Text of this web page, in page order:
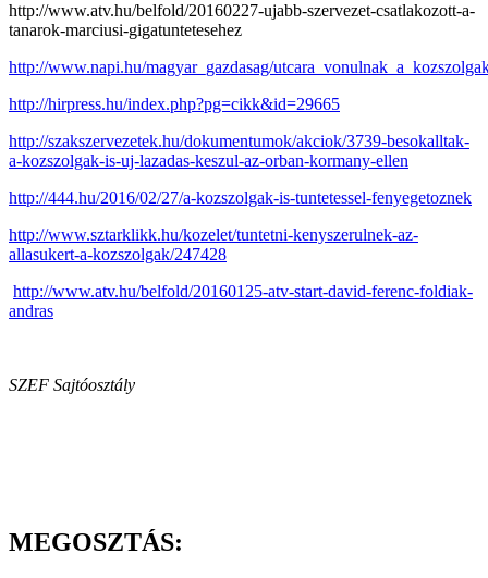
http://www.atv.hu/belfold/20160227-ujabb-szervezet-csatlakozott-a-
tanarok-marciusi-gigatuntetesehez
http://www.napi.hu/magyar_gazdasag/
http://hirpress.hu/index.php?pg=cikk&id=29665
http://szakszervezetek.hu/dokumentumok/akciok/3739-besokalltak-
a-kozszolgak-is-uj-lazadas-keszul-az-orban-kormany-ellen
http://444.hu/2016/02/27/a-kozszolgak-is-tuntetessel-fenyegetoznek
http://www.sztarklikk.hu/kozelet/tuntetni-kenyszerulnek-az-
allasukert-a-kozszolgak/247428
http://www.atv.hu/belfold/20160125-atv-start-david-ferenc-foldiak-
andras
SZEF Sajtóosztály
MEGOSZTÁS: